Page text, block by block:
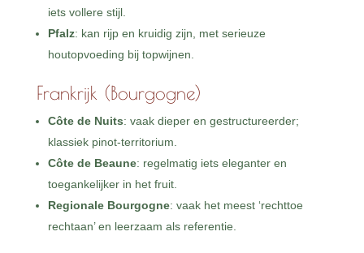
iets vollere stijl.
Pfalz: kan rijp en kruidig zijn, met serieuze
houtopvoeding bij topwijnen.
Frankrijk (Bourgogne)
Côte de Nuits: vaak dieper en gestructureerder;
klassiek pinot-territorium.
Côte de Beaune: regelmatig iets eleganter en
toegankelijker in het fruit.
Regionale Bourgogne: vaak het meest ‘rechttoe
rechtaan’ en leerzaam als referentie.